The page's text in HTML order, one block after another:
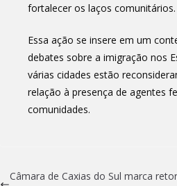
fortalecer os laços comunitários.
Essa ação se insere em um
debates sobre a imigração nos
várias cidades estão
relação à presença de agentes
comunidades.
Câmara de Caxias do Sul marca